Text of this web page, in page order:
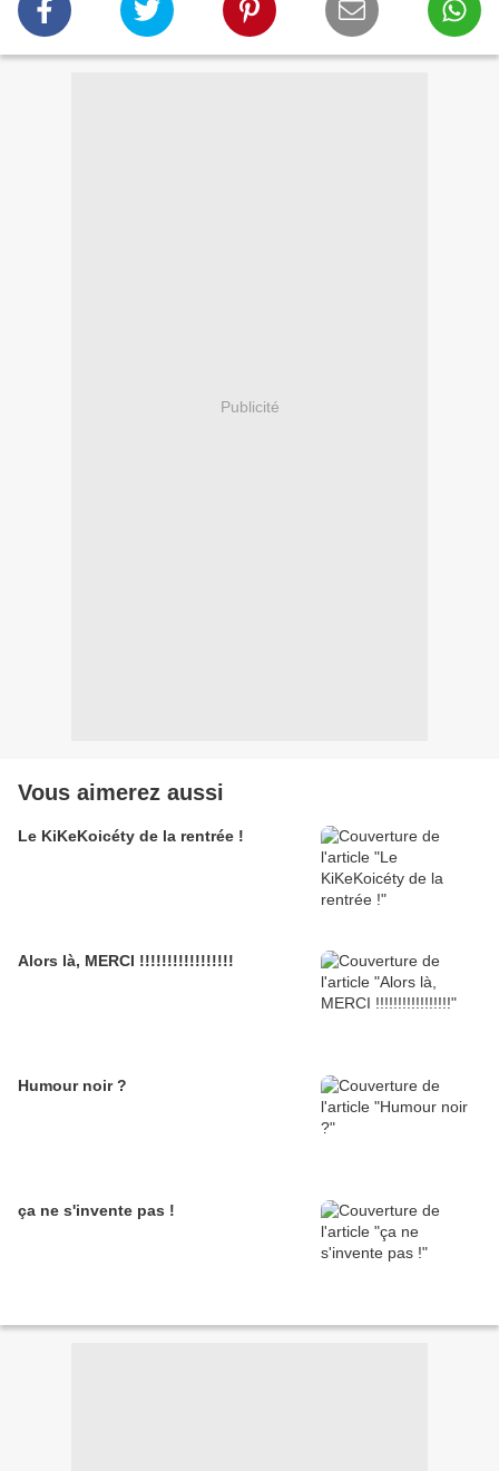
Publicité
Vous aimerez aussi
Le KiKeKoicéty de la rentrée !
Alors là, MERCI !!!!!!!!!!!!!!!!!
Humour noir ?
ça ne s'invente pas !